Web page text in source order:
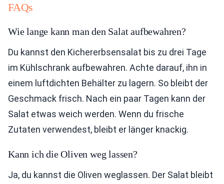
FAQs
Wie lange kann man den Salat aufbewahren?
Du kannst den Kichererbsensalat bis zu drei Tage
im Kühlschrank aufbewahren. Achte darauf, ihn in
einem luftdichten Behälter zu lagern. So bleibt der
Geschmack frisch. Nach ein paar Tagen kann der
Salat etwas weich werden. Wenn du frische
Zutaten verwendest, bleibt er länger knackig.
Kann ich die Oliven weg lassen?
Ja, du kannst die Oliven weglassen. Der Salat bleibt